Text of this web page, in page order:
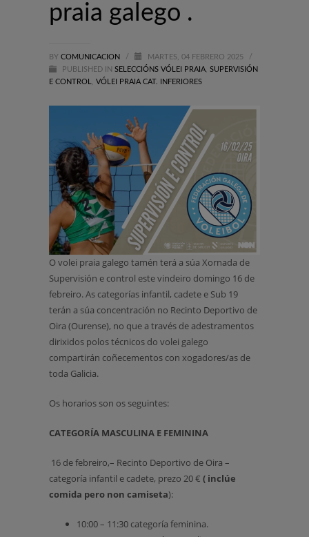
praia galego .
BY COMUNICACION / MARTES, 04 FEBRERO 2025
/
PUBLISHED IN SELECCIÓNS VÓLEI PRAIA SUPERVISIÓN
E CONTROL
VÓLEI PRAIA CAT. INFERIORES
O volei praia galego tamén terá a súa Xornada de
Supervisión e control este vindeiro domingo 16 de
febreiro. As categorías infantil, cadete e Sub 19
terán a súa concentración no Recinto Deportivo de
Oira (Ourense), no que a través de adestramentos
dirixidos polos técnicos do volei galego
compartirán coñecementos con xogadores/as de
toda Galicia.
Os horarios son os seguintes:
CATEGORÍA MASCULINA E FEMININA
16 de febreiro,– Recinto Deportivo de Oira –
categoría infantil e cadete, prezo 20 € ( inclúe
comida pero non camiseta):
10:00 – 11:30 categoría feminina.